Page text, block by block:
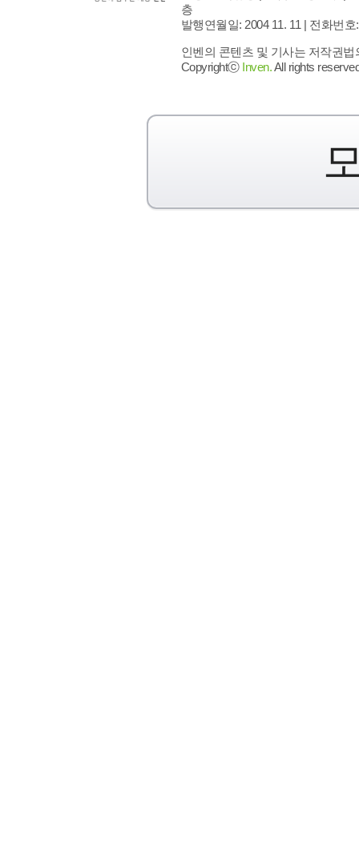
층
발행연월일: 2004 11. 11 | 전화번호
인벤의 콘텐츠 및 기사는 저작권
Copyrightⓒ Inven.All rights